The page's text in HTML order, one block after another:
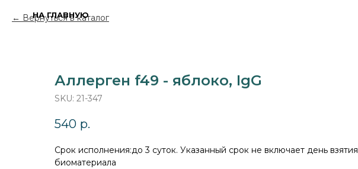
Вернуться в каталог
Аллерген f49 - яблоко, IgG
SKU: 21-347
540 р.
Cрок исполнения:до 3 суток. Указанный срок не включает день взятия
биоматериала
НА ГЛАВНУЮ